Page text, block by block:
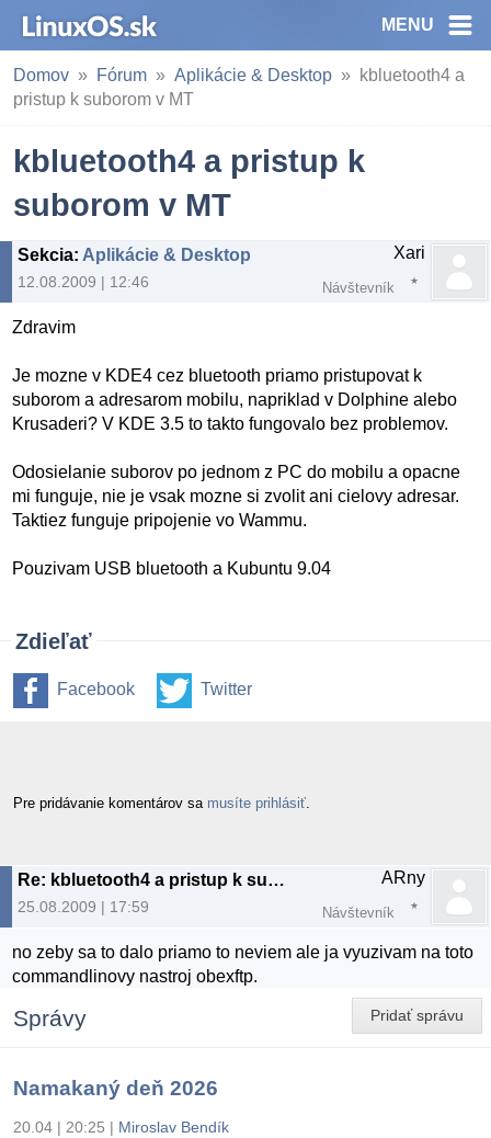
MENU
Domov Fórum Aplikácie & Desktop
kbluetooth4 a
pristup k suborom v MT
kbluetooth4 a pristup k
suborom v MT
Sekcia: Aplikácie & Desktop
12.08.2009 | 12:46
Xari
Návštevník
Zdravim
Je mozne v KDE4 cez bluetooth priamo pristupovat k
suborom a adresarom mobilu, napriklad v Dolphine alebo
Krusaderi? V KDE 3.5 to takto fungovalo bez problemov.
Odosielanie suborov po jednom z PC do mobilu a opacne
mi funguje, nie je vsak mozne si zvolit ani cielovy adresar.
Taktiez funguje pripojenie vo Wammu.
Pouzivam USB bluetooth a Kubuntu 9.04
Zdieľať
Facebook Twitter
Pre pridávanie komentárov sa musíte prihlásiť
Re: kbluetooth4 a pristup k suborom v MT
25.08.2009 | 17:59
ARny
Návštevník
no zeby sa to dalo priamo to neviem ale ja vyuzivam na toto
commandlinovy nastroj obexftp.
Pridať správu
Správy
Namakaný deň 2026
20.04 | 20:25 | Miroslav Bendík